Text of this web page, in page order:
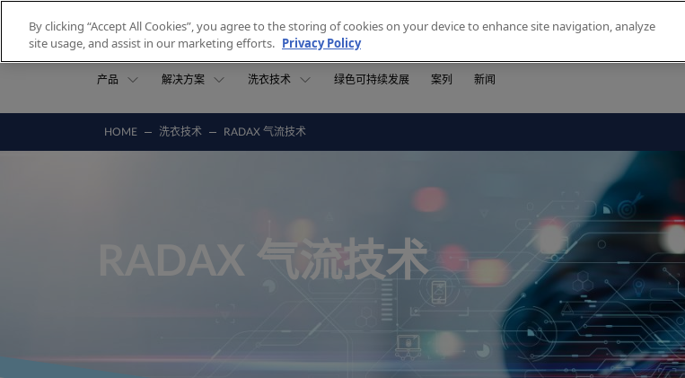
产品 解决方案 洗衣技术 绿色可持续发展 案列 新闻
HOME 洗衣技术 RADAX 气流技术
RADAX 气流技术
By clicking “Accept All Cookies”, you agree to the storing of cookies on your device to enhance site navigation, analyze
site usage, and assist in our marketing efforts. Privacy Policy